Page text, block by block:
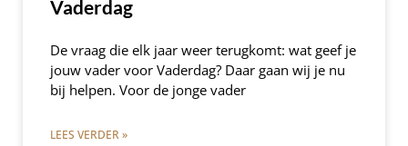
Vaderdag
De vraag die elk jaar weer terugkomt: wat geef je
jouw vader voor Vaderdag? Daar gaan wij je nu
bij helpen. Voor de jonge vader
LEES VERDER »